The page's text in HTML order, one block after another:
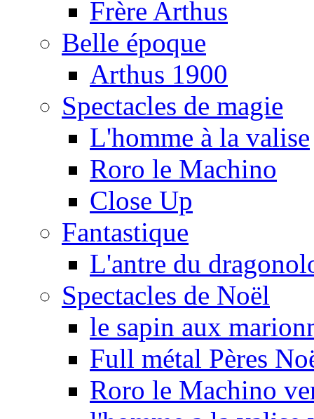
Frère Arthus
Belle époque
Arthus 1900
Spectacles de magie
L'homme à la valise
Roro le Machino
Close Up
Fantastique
L'antre du
Spectacles de Noël
le sapin aux
Full métal Pères
Roro le Machino